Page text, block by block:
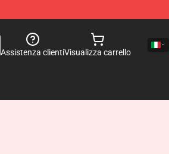
Assistenza clientiVisualizza carrello